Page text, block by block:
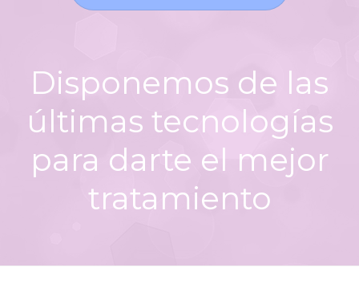
Disponemos de las
últimas tecnologías
para darte el mejor
tratamiento